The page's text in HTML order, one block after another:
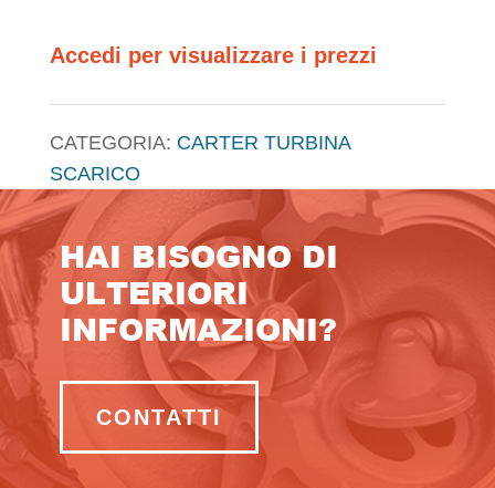
Accedi per visualizzare i prezzi
CATEGORIA: CARTER TURBINA
SCARICO
HAI BISOGNO DI
ULTERIORI
INFORMAZIONI?
CONTATTI